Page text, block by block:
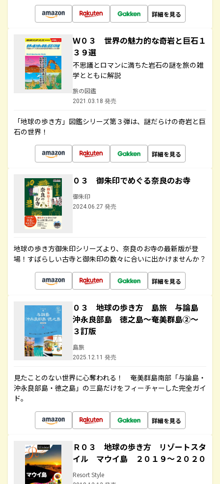
詳細を見る
Ｗ０３ 世界の魅力的な奇岩と巨石１
３９選
不思議とロマンに満ちた岩石の謎を旅の雑
学とともに解説
旅の図鑑
2021.03.18 発売
「地球の歩き方」図鑑シリーズ第３弾は、謎だらけの奇岩と巨
石の世界！
詳細を見る
０３ 御朱印でめぐる奈良のお寺
御朱印
2024.06.27 発売
地球の歩き方御朱印シリーズより、奈良のお寺の最新版が登
場！すばらしい古寺と御朱印の数々に合いに出かけませんか？
詳細を見る
０３ 地球の歩き方 島旅 与論島
沖永良部島 徳之島～奄美群島②～
３訂版
島旅
2025.12.11 発売
見たことのない世界に心奪われる！ 奄美群島南部「与論島・
沖永良部島・徳之島」の三島だけをフィーチャーした完全ガイ
ド。
詳細を見る
Ｒ０３ 地球の歩き方 リゾートスタ
イル マウイ島 ２０１９～２０２０
Resort Style